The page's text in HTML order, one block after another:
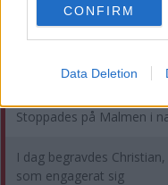
consent section.
CONFIRM
Data Deletion
MC-FÖRARE
Kom hem från resa – då
Stoppades på Malmen i
I dag begravdes
som engagerat sig